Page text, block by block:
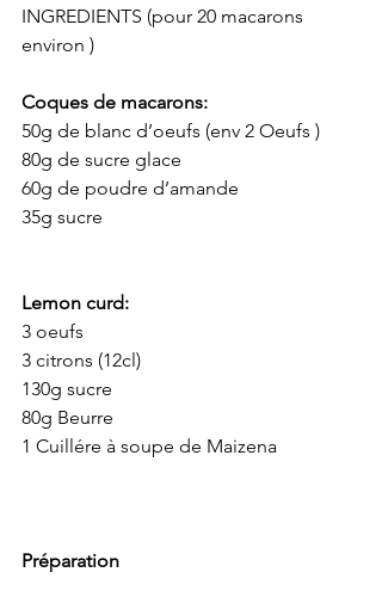
INGREDIENTS (pour 20 macarons
environ )
Coques de macarons:
50g de blanc d’oeufs (env 2 Oeufs )
80g de sucre glace
60g de poudre d’amande
35g sucre
Lemon curd:
3 oeufs
3 citrons (12cl)
130g sucre
80g Beurre
1 Cuillére à soupe de Maizena
Préparation